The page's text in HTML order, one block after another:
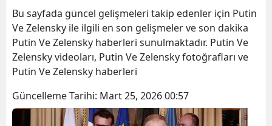
Antalya
Artvin
Bilecik
Bu sayfada güncel gelişmeleri takip edenler için Putin
Ve Zelensky ile ilgili en son gelişmeler ve son dakika
Putin Ve Zelensky haberleri sunulmaktadır. Putin Ve
Zelensky videoları, Putin Ve Zelensky fotoğrafları ve
Putin Ve Zelensky haberleri
Güncelleme Tarihi: Mart 25, 2026 00:57